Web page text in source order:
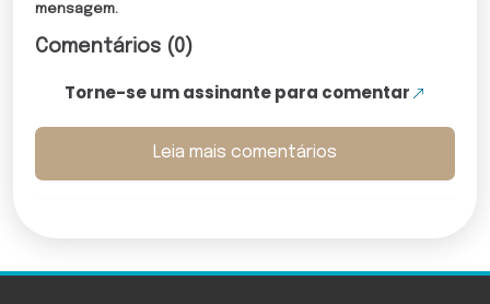
mensagem.
Comentários (0)
Torne-se um assinante para comentar
Leia mais comentários